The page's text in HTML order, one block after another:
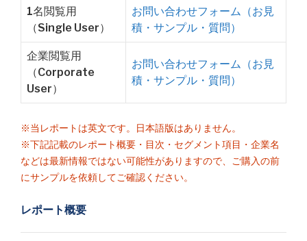
1名閲覧用
（Single User）
お問い合わせフォーム（お見
積・サンプル・質問）
企業閲覧用
（Corporate
User）
お問い合わせフォーム（お見
積・サンプル・質問）
※当レポートは英文です。日本語版はありません。
※下記記載のレポート概要・目次・セグメント項目・企業名
などは最新情報ではない可能性がありますので、ご購入の前
にサンプルを依頼してご確認ください。
レポート概要